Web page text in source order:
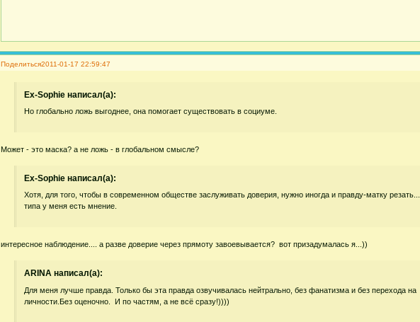
Поделиться2011-01-17 22:59:47
Ex-Sophie написал(а):
Но глобально ложь выгоднее, она помогает существовать в социуме.
Может - это маска? а не ложь - в глобальном смысле?
Ex-Sophie написал(а):
Хотя, для того, чтобы в современном обществе заслуживать доверия, нужно иногда и правду-матку резать...
типа у меня есть мнение.
интересное наблюдение.... а разве доверие через прямоту завоевывается? вот призадумалась я...))
ARINA написал(а):
Для меня лучше правда. Только бы эта правда озвучивалась нейтрально, без фанатизма и без перехода на
личности.Без оценочно. И по частям, а не всё сразу!))))